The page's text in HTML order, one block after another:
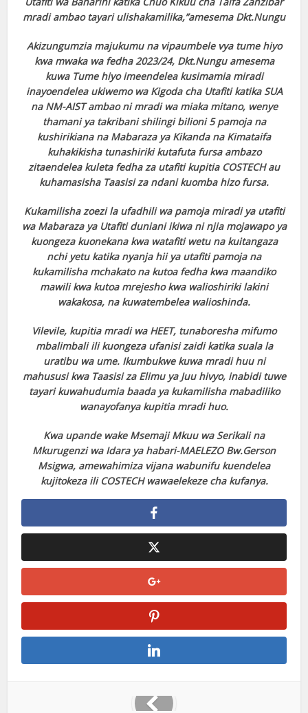
mradi ambao tayari ulishakamilika,”amesema Dkt.Nungu
Akizungumzia majukumu na vipaumbele vya tume hiyo
kwa mwaka wa fedha 2023/24, Dkt.Nungu amesema
kuwa Tume hiyo imeendelea kusimamia miradi
inayoendelea ukiwemo wa Kigoda cha Utafiti katika SUA
na NM-AIST ambao ni mradi wa miaka mitano, wenye
thamani ya takribani shilingi bilioni 5 pamoja na
kushirikiana na Mabaraza ya Kikanda na Kimataifa
kuhakikisha tunashiriki kutafuta fursa ambazo
zitaendelea kuleta fedha za utafiti kupitia COSTECH au
kuhamasisha Taasisi za ndani kuomba hizo fursa.
Kukamilisha zoezi la ufadhili wa pamoja miradi ya utafiti
wa Mabaraza ya Utafiti duniani ikiwa ni njia mojawapo ya
kuongeza kuonekana kwa watafiti wetu na kuitangaza
nchi yetu katika nyanja hii ya utafiti pamoja na
kukamilisha mchakato na kutoa fedha kwa maandiko
mawili kwa kutoa mrejesho kwa walioshiriki lakini
wakakosa, na kuwatembelea walioshinda.
Vilevile, kupitia mradi wa HEET, tunaboresha mifumo
mbalimbali ili kuongeza ufanisi zaidi katika suala la
uratibu wa ume. Ikumbukwe kuwa mradi huu ni
mahususi kwa Taasisi za Elimu ya Juu hivyo, inabidi tuwe
tayari kuwahudumia baada ya kukamilisha mabadiliko
wanayofanya kupitia mradi huo.
Kwa upande wake Msemaji Mkuu wa Serikali na
Mkurugenzi wa Idara ya habari-MAELEZO Bw.Gerson
Msigwa, amewahimiza vijana wabunifu kuendelea
kujitokeza ili COSTECH wawaelekeze cha kufanya.